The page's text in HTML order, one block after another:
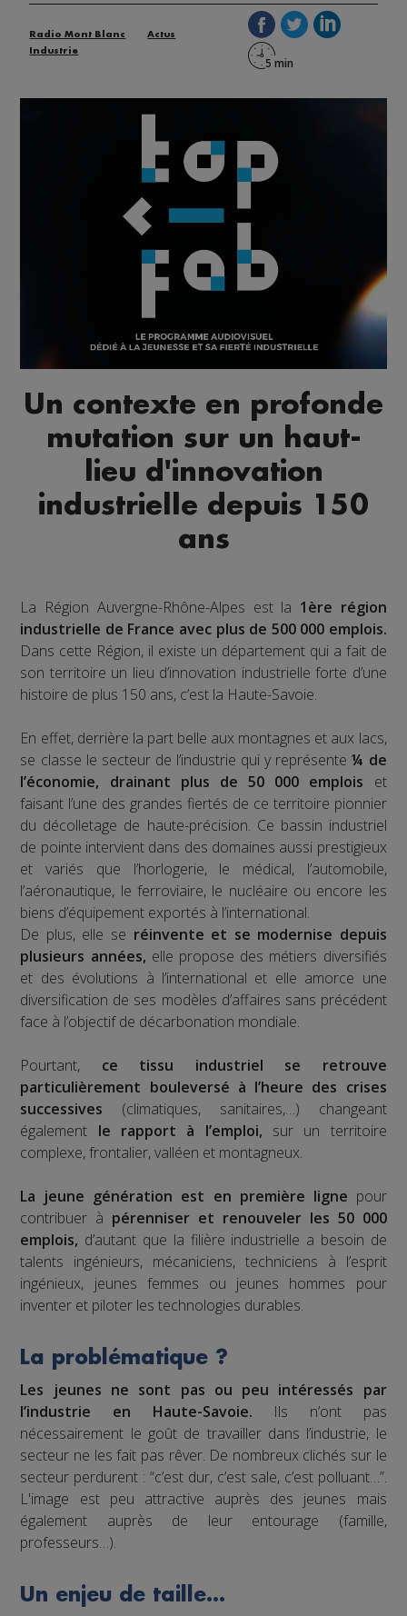
Radio Mont Blanc
Actus
Industrie
Un contexte en profonde
mutation sur un haut-
lieu d'innovation
industrielle depuis 150
ans
La Région Auvergne-Rhône-Alpes est la 1ère région
industrielle de France avec plus de 500 000 emplois.
Dans cette Région, il existe un département qui a fait de
son territoire un lieu d’innovation industrielle forte d’une
histoire de plus 150 ans, c’est la Haute-Savoie.
En effet, derrière la part belle aux montagnes et aux lacs,
se classe le secteur de l’industrie qui y représente¼ de
l’économie, drainant plus de 50 000 emplois et
faisant l’une des grandes fiertés de ce territoire pionnier
du décolletage de haute-précision. Ce bassin industriel
de pointe intervient dans des domaines aussi prestigieux
et variés que l’horlogerie, le médical, l’automobile,
l’aéronautique, le ferroviaire, le nucléaire ou encore les
biens d’équipement exportés à l’international.
De plus, elle se réinvente et se modernise depuis
plusieurs années, elle propose des métiers diversifiés
et des évolutions à l’international et elle amorce une
diversification de ses modèles d’affaires sans précédent
face à l’objectif de décarbonation mondiale.
Pourtant, ce tissu industriel se retrouve
particulièrement bouleversé à l’heure des crises
successives (climatiques, sanitaires,…) changeant
également le rapport à l’emploi, sur un territoire
complexe, frontalier, valléen et montagneux.
La jeune génération est en première ligne pour
contribuer à pérenniser et renouveler les 50 000
emplois, d’autant que la filière industrielle a besoin de
talents ingénieurs, mécaniciens, techniciens à l’esprit
ingénieux, jeunes femmes ou jeunes hommes pour
inventer et piloter les technologies durables.
La problématique ?
Les jeunes ne sont pas ou peu intéressés par
l’industrie en Haute-Savoie. Ils n’ont pas
nécessairement le goût de travailler dans l’industrie, le
secteur ne les fait pas rêver. De nombreux clichés sur le
secteur perdurent : “c’est dur, c’est sale, c’est polluant…”.
L'image est peu attractive auprès des jeunes mais
également auprès de leur entourage (famille,
professeurs…).
Un enjeu de taille…